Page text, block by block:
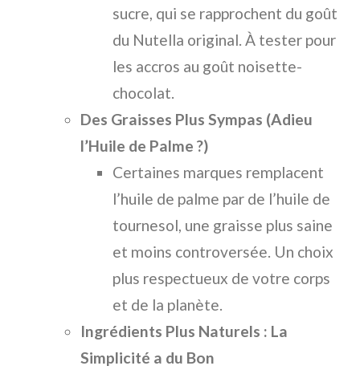
sucre, qui se rapprochent du goût
du Nutella original. À tester pour
les accros au goût noisette-
chocolat.
Des Graisses Plus Sympas (Adieu
l’Huile de Palme ?)
Certaines marques remplacent
l’huile de palme par de l’huile de
tournesol, une graisse plus saine
et moins controversée. Un choix
plus respectueux de votre corps
et de la planète.
Ingrédients Plus Naturels : La
Simplicité a du Bon